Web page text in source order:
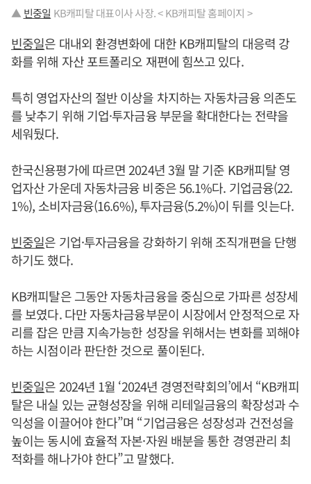
▲ 빈중일 KB캐피탈 대표이사 사장. < KB캐피탈 홈페이지 >
빈중일은 대내외 환경변화에 대한 KB캐피탈의 대응력 강
화를 위해 자산 포트폴리오 재편에 힘쓰고 있다.
특히 영업자산의 절반 이상을 차지하는 자동차금융 의존도
를 낮추기 위해 기업·투자금융 부문을 확대한다는 전략을
세워뒀다.
한국신용평가에 따르면 2024년 3월 말 기준 KB캐피탈 영
업자산 가운데 자동차금융 비중은 56.1%다. 기업금융(22.
1%), 소비자금융(16.6%), 투자금융(5.2%)이 뒤를 잇는다.
빈중일은 기업·투자금융을 강화하기 위해 조직개편을 단행
하기도 했다.
KB캐피탈은 그동안 자동차금융을 중심으로 가파른 성장세
를 보였다. 다만 자동차금융부문이 시장에서 안정적으로 자
리를 잡은 만큼 지속가능한 성장을 위해서는 변화를 꾀해야
하는 시점이라 판단한 것으로 풀이된다.
빈중일은 2024년 1월 ‘2024년 경영전략회의’에서 “KB캐피
탈은 내실 있는 균형성장을 위해 리테일금융의 확장성과 수
익성을 이끌어야 한다”며 “기업금융은 성장성과 건전성을
높이는 동시에 효율적 자본·자원 배분을 통한 경영관리 최
적화를 해나가야 한다”고 말했다.